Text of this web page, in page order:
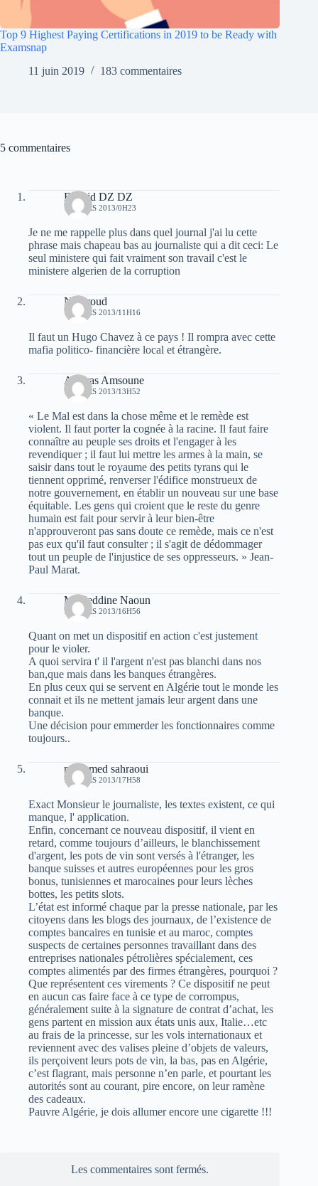
Top 9 Highest Paying Certifications in 2019 to be Ready with
Examsnap
11 juin 2019
183 commentaires
5 commentaires
Rachid DZ DZ
10 MARS 2013/0H23
Je ne me rappelle plus dans quel journal j'ai lu cette
phrase mais chapeau bas au journaliste qui a dit ceci: Le
seul ministere qui fait vraiment son travail c'est le
ministere algerien de la corruption
Notproud
10 MARS 2013/11H16
Il faut un Hugo Chavez à ce pays ! Il rompra avec cette
mafia politico- financière local et étrangère.
Atheras Amsoune
10 MARS 2013/13H52
« Le Mal est dans la chose même et le remède est
violent. Il faut porter la cognée à la racine. Il faut faire
connaître au peuple ses droits et l'engager à les
revendiquer ; il faut lui mettre les armes à la main, se
saisir dans tout le royaume des petits tyrans qui le
tiennent opprimé, renverser l'édifice monstrueux de
notre gouvernement, en établir un nouveau sur une base
équitable. Les gens qui croient que le reste du genre
humain est fait pour servir à leur bien-être
n'approuveront pas sans doute ce remède, mais ce n'est
pas eux qu'il faut consulter ; il s'agit de dédommager
tout un peuple de l'injustice de ses oppresseurs. » Jean-
Paul Marat.
Mahieddine Naoun
10 MARS 2013/16H56
Quant on met un dispositif en action c'est justement
pour le violer.
A quoi servira t' il l'argent n'est pas blanchi dans nos
ban,que mais dans les banques étrangères.
En plus ceux qui se servent en Algérie tout le monde les
connait et ils ne mettent jamais leur argent dans une
banque.
Une décision pour emmerder les fonctionnaires comme
toujours..
mohamed sahraoui
10 MARS 2013/17H58
Exact Monsieur le journaliste, les textes existent, ce qui
manque, l' application.
Enfin, concernant ce nouveau dispositif, il vient en
retard, comme toujours d’ailleurs, le blanchissement
d'argent, les pots de vin sont versés à l'étranger, les
banque suisses et autres européennes pour les gros
bonus, tunisiennes et marocaines pour leurs lèches
bottes, les petits slots.
L’état est informé chaque par la presse nationale, par les
citoyens dans les blogs des journaux, de l’existence de
comptes bancaires en tunisie et au maroc, comptes
suspects de certaines personnes travaillant dans des
entreprises nationales pétrolières spécialement, ces
comptes alimentés par des firmes étrangères, pourquoi ?
Que représentent ces virements ? Ce dispositif ne peut
en aucun cas faire face à ce type de corrompus,
généralement suite à la signature de contrat d’achat, les
gens partent en mission aux états unis aux, Italie…etc
au frais de la princesse, sur les vols internationaux et
reviennent avec des valises pleine d’objets de valeurs,
ils perçoivent leurs pots de vin, la bas, pas en Algérie,
c’est flagrant, mais personne n’en parle, et pourtant les
autorités sont au courant, pire encore, on leur ramène
des cadeaux.
Pauvre Algérie, je dois allumer encore une cigarette !!!
Les commentaires sont fermés.